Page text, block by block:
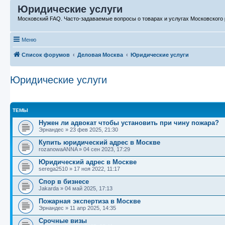
Юридические услуги
Московский FAQ. Часто-задаваемые вопросы о товарах и услугах Московского
Меню
Список форумов Деловая Москва Юридические услуги
Юридические услуги
ТЕМЫ
Нужен ли адвокат чтобы установить при чину пожара?
Эрнандес » 23 фев 2025, 21:30
Купить юридический адрес в Москве
rozanowaANNA» 04 сен 2023, 17:29
Юридический адрес в Москве
serega2510 » 17 ноя 2022, 11:17
Спор в бизнесе
Jakarda » 04 май 2025, 17:13
Пожарная экспертиза в Москве
Эрнандес » 11 апр 2025, 14:35
Срочные визы